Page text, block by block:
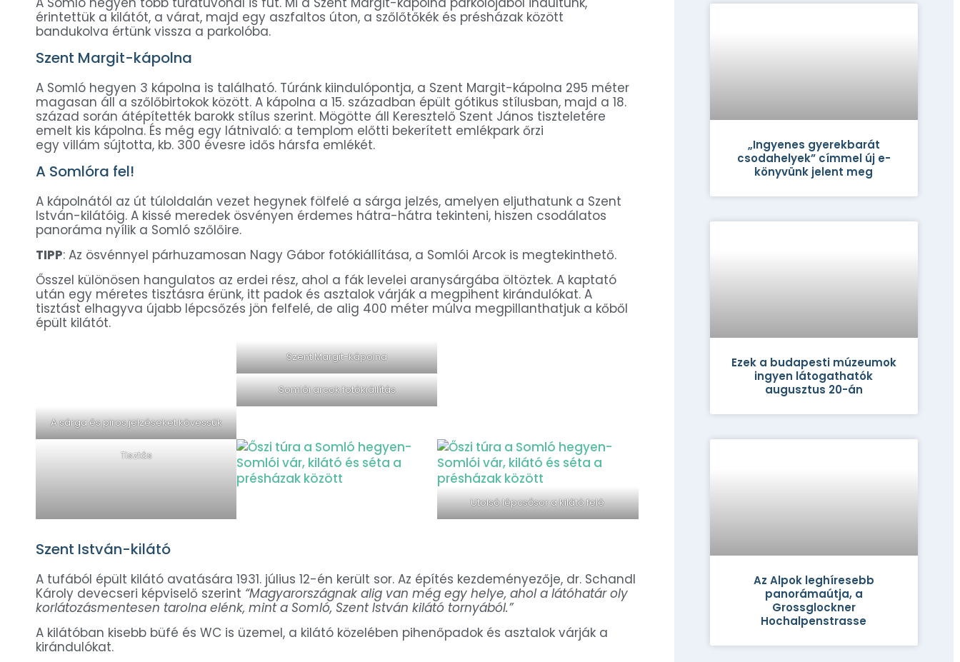
érintettük a kilátót, a várat, majd egy aszfaltos úton, a szőlőtőkék és présházak között
bandukolva értünk vissza a parkolóba.
Szent Margit-kápolna
A Somló hegyen 3 kápolna is található. Túránk kiindulópontja, a Szent Margit-kápolna 295 méter
magasan áll a szőlőbirtokok között. A kápolna a 15. században épült gótikus stílusban, majd a 18.
század során átépítették barokk stílus szerint. Mögötte áll Keresztelő Szent János tiszteletére
emelt kis kápolna. És még egy látnivaló: a templom előtti bekerített emlékpark őrzi
egy villám sújtotta, kb. 300 évesre idős hársfa emlékét.
A Somlóra fel!
A kápolnától az út túloldalán vezet hegynek fölfelé a sárga jelzés, amelyen eljuthatunk a Szent
István-kilátóig. A kissé meredek ösvényen érdemes hátra-hátra tekinteni, hiszen csodálatos
panoráma nyílik a Somló szőlőire.
TIPP: Az ösvénnyel párhuzamosan Nagy Gábor fotókiállítása, a Somlói Arcok is megtekinthető.
Ősszel különösen hangulatos az erdei rész, ahol a fák levelei aranysárgába öltöztek. A kaptató
után egy méretes tisztásra érünk, itt padok és asztalok várják a megpihent kirándulókat. A
tisztást elhagyva újabb lépcsőzés jön felfelé, de alig 400 méter múlva megpillanthatjuk a kőből
épült kilátót.
Szent Margit-kápolna
Somlói arcok fotókiállítás
A sárga és piros jelzéseket kövessük
Tisztás
Utolsó lépcsősor a kilátó felé
Szent István-kilátó
A tufából épült kilátó avatására 1931. július 12-én került sor. Az építés kezdeményezője, dr. Schandl
Károly devecseri képviselő szerint “Magyarországnak alig van még egy helye, ahol a látóhatár oly
korlátozásmentesen tarolna elénk, mint a Somló, Szent István kilátó tornyából.”
A kilátóban kisebb büfé és WC is üzemel, a kilátó közelében pihenőpadok és asztalok várják a
kirándulókat.
„Ingyenes gyerekbarát
csodahelyek” címmel új e-
könyvünk jelent meg
Ezek a budapesti múzeumok
ingyen látogathatók
augusztus 20-án
Az Alpok leghíresebb
panorámaútja, a
Grossglockner
Hochalpenstrasse